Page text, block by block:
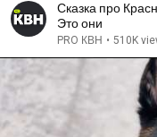
Сказка про
Это они
PRO КВН • 510K